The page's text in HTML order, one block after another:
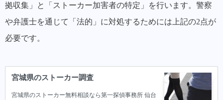
拠収集」と「ストーカー加害者の特定」を行います。警察
や弁護士を通じて「法的」に対処するためには上記の2点が
必要です。
宮城県のストーカー調査
宮城県のストーカー無料相談なら第一探偵事務所 仙台